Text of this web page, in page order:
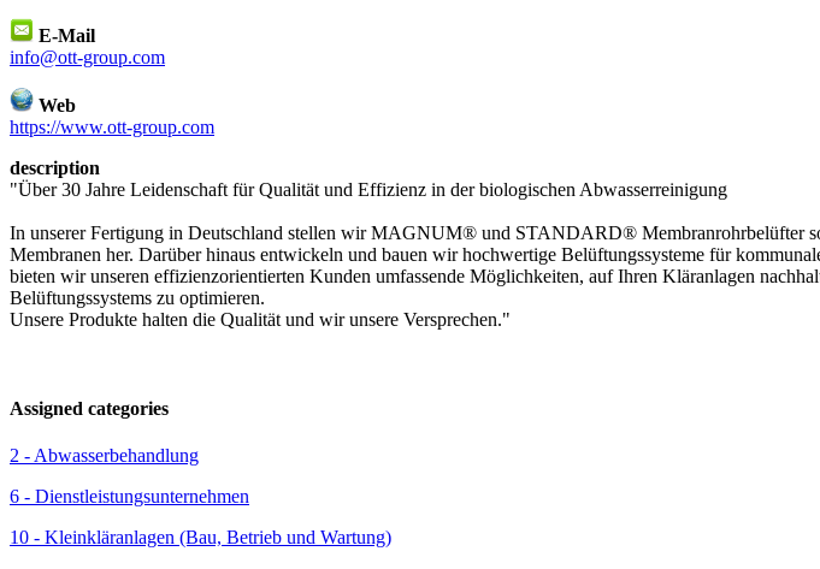
E-Mail
info@ott-group.com
Web
https://www.ott-group.com
description
"Über 30 Jahre Leidenschaft für Qualität und Effizienz in der biologischen Abwasserreinigung
In unserer Fertigung in Deutschland stellen wir MAGNUM® und STANDARD®
Membranen her. Darüber hinaus entwickeln und bauen wir hochwertige Belüftungssysteme für
bieten wir unseren effizienzorientierten Kunden umfassende Möglichkeiten, auf Ihren Kläranlagen
Belüftungssystems zu optimieren.
Unsere Produkte halten die Qualität und wir unsere Versprechen."
Assigned categories
2 - Abwasserbehandlung
6 - Dienstleistungsunternehmen
10 - Kleinkläranlagen (Bau, Betrieb und Wartung)